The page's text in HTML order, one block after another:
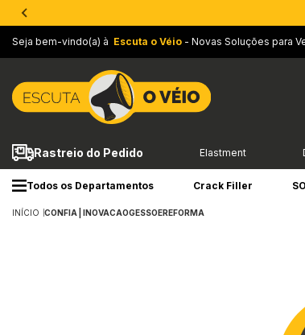
Seja bem-vindo(a) à Escuta o Véio - Novas Soluções para
Rastreio do Pedido Elastment
Todos os Departamentos Crack Filler
INÍCIO CONFIA | INOVACAOGESSOEREFORMA